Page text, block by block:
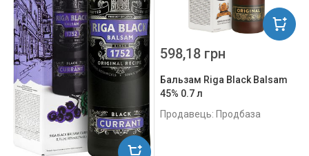
Бальзам Riga Black Balsam
45% 0.7 л
Продавець: Продбаза
598,18 грн